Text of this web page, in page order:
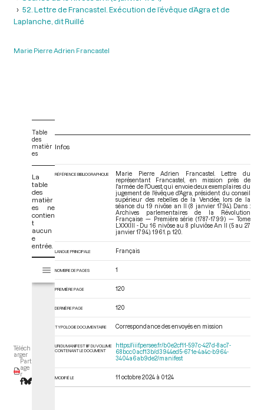
52. Lettre de Francastel. Exécution de l’évêque d’Agra et de
Laplanche, dit Ruillé
Marie Pierre Adrien Francastel
Téléch
arger
Part
age
r
Table
des
matièr
es
La
table
des
matièr
es ne
contien
t
aucun
e
entrée.
s
Tome LXXXIII - Du 16 nivôse au 8 pluviôse An II (5 au 27 janvier 1794)
Infos
RÉFÉRENCE BIBLIOGRAPHIQUE
Marie Pierre Adrien Francastel. Lettre du
représentant Francastel, en mission près de
l'armée de l'Ouest, qui envoie deux exemplaires du
jugement de l'évêque d'Agra, président du conseil
supérieur des rebelles de la Vendée, lors de la
séance du 19 nivôse an II (8 janvier 1794). Dans :
Archives parlementaires de la Révolution
Française — Première série (1787-1799) — Tome
LXXXIII - Du 16 nivôse au 8 pluviôse An II (5 au 27
janvier 1794) . 1961. p. 120.
LANGUE PRINCIPALE Français
NOMBRE DE PAGES 1
PREMIÈRE PAGE 120
DERNIÈRE PAGE 120
TYPOLOGIE DOCUMENTAIRE Correspondance des envoyés en mission
URI DU MANIFEST IIIF DU VOLUME
CONTENANT LE DOCUMENT
https://iiif.persee.fr/b0e2cf11-597c-427d-8ac7-
68bcc0acf13b/d3944ed5-671e-4a4c-b964-
3404a6ab9de2/manifest
MODIFIÉ LE 11 octobre 2024 à 01:24